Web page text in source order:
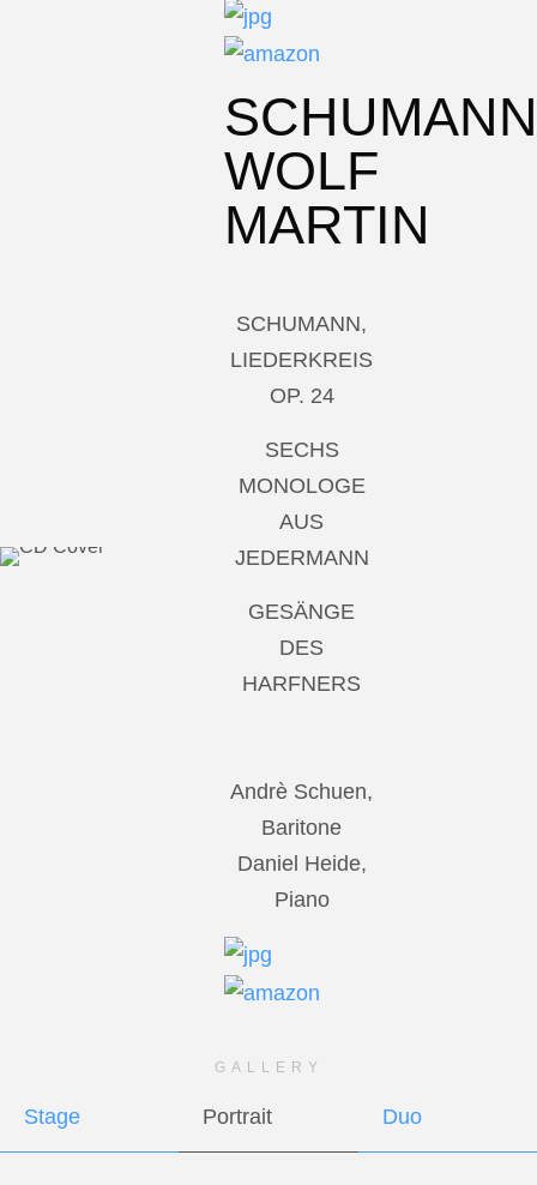
SCHUMANN
WOLF
MARTIN
SCHUMANN,
LIEDERKREIS
OP. 24
SECHS
MONOLOGE
AUS
JEDERMANN
GESÄNGE
DES
HARFNERS
Andrè Schuen,
Baritone
Daniel Heide,
Piano
GALLERY
Stage Portrait Duo